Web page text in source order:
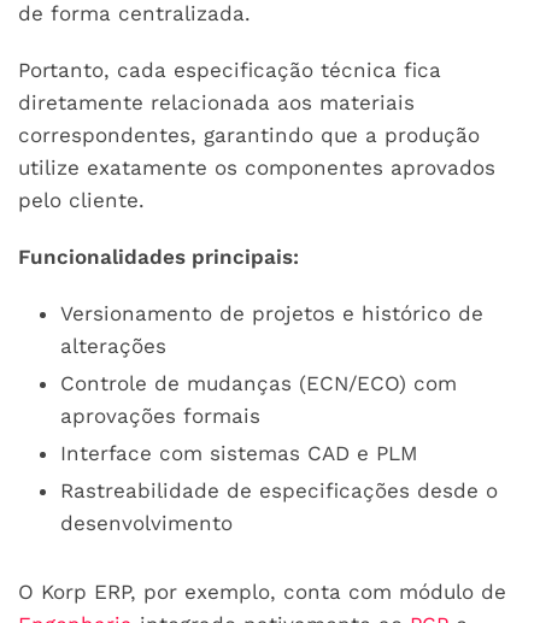
de forma centralizada.
Portanto, cada especificação técnica fica
diretamente relacionada aos materiais
correspondentes, garantindo que a produção
utilize exatamente os componentes aprovados
pelo cliente.
Funcionalidades principais:
Versionamento de projetos e histórico de
alterações
Controle de mudanças (ECN/ECO) com
aprovações formais
Interface com sistemas CAD e PLM
Rastreabilidade de especificações desde o
desenvolvimento
O Korp ERP, por exemplo, conta com módulo de